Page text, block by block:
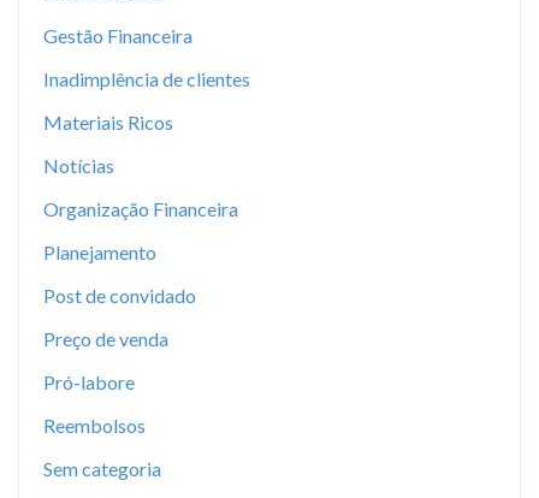
Gestão Financeira
Inadimplência de clientes
Materiais Ricos
Notícias
Organização Financeira
Planejamento
Post de convidado
Preço de venda
Pró-labore
Reembolsos
Sem categoria